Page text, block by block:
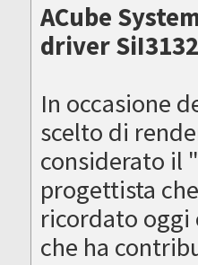
ACube
driver
In occasione
scelto di
considerato il
progettista
ricordato oggi
che ha